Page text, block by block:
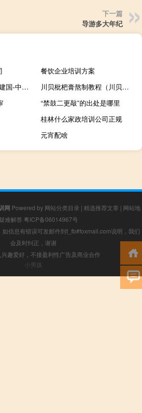
下一篇
导游多大年纪
餐饮企业培训方案
建设银行张建强（张建国-中国建设银行原副董事长、执行董事、行长简介）
川贝枇杷膏熬制教程（川贝枇杷膏熬制）
“禁鼓二更敲”的出处是哪里
桂林什么家政培训公司正规
元宵配啥
网 Powered by 网站分类目录 | 精选推荐文章 | 网站地
疑难解答 粤ICP备06014967号
信息有错误可发邮件到f_fb#foxmail.com说明，我们
会及时纠正，谢谢
趣爱好，不接盈利性广告及商业合作
小男孩